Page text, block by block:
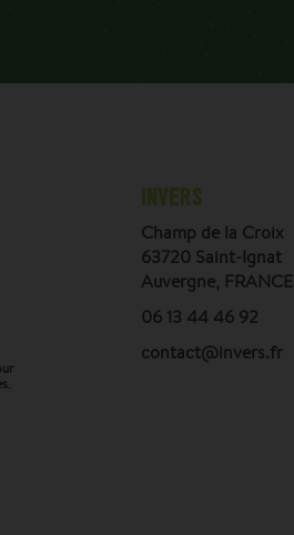
INVERS
Champ de la Croix
63720 Saint-Ignat
Auvergne, FRANCE
06 13 44 46 92
contact@invers.fr